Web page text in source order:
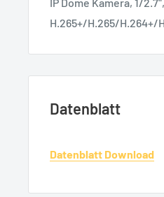
H.265+/H.265/H.264+/
Datenblatt
Datenblatt Download